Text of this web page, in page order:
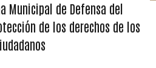
Municipal de Defensa del
de los derechos de los